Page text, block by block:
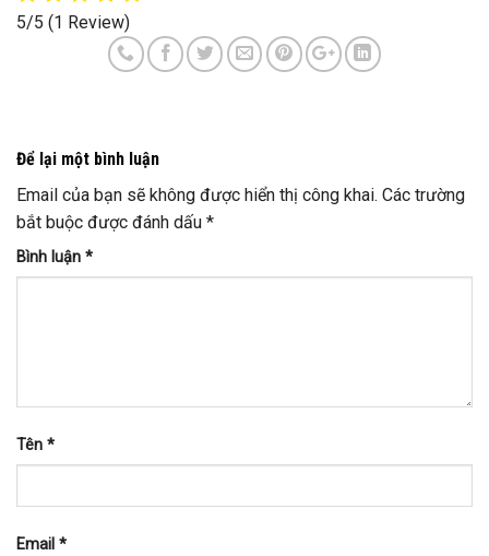
5/5 (1 Review)
Để lại một bình luận
Email của bạn sẽ không được hiển thị công khai. Các trường
bắt buộc được đánh dấu *
Bình luận *
Tên *
Email *